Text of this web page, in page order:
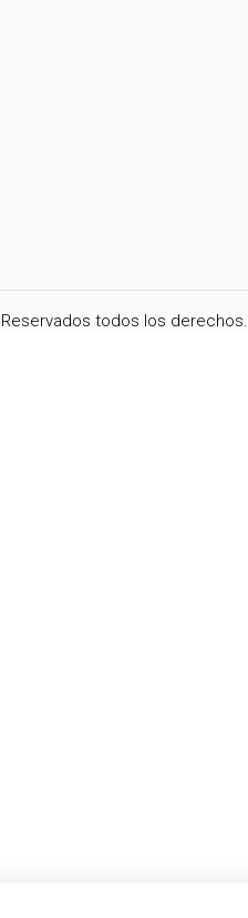
todos los derechos.